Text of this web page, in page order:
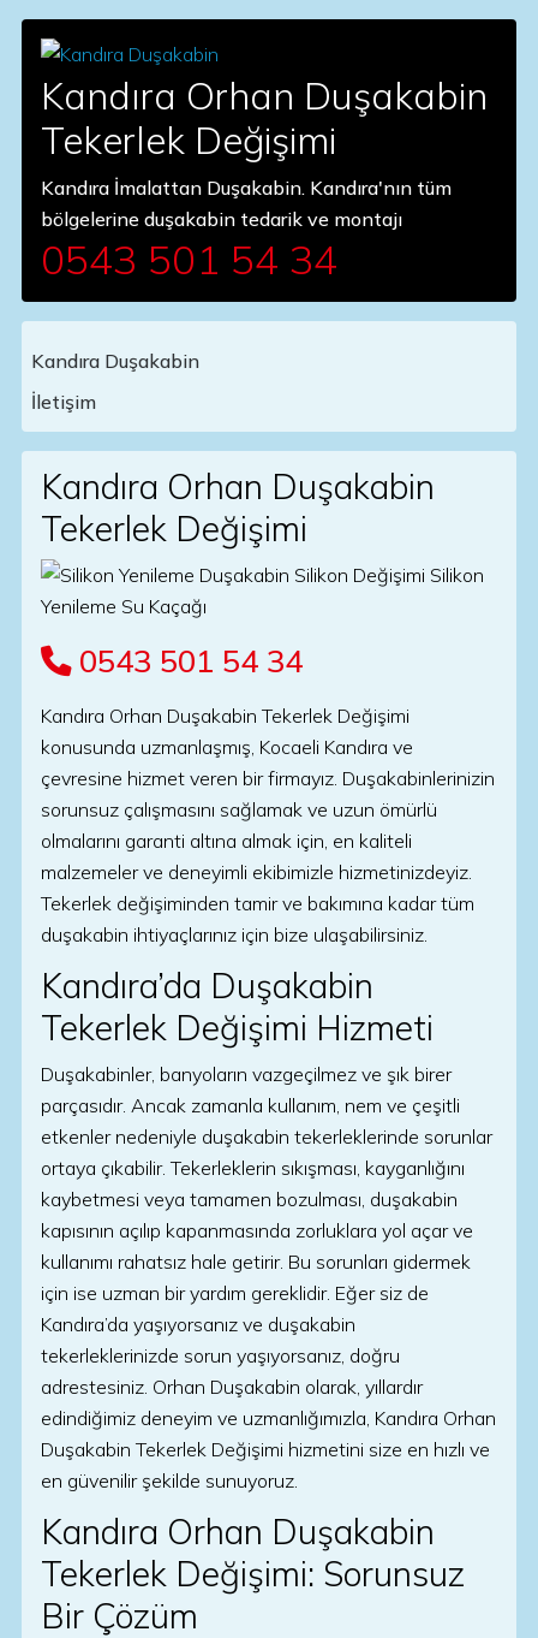
Kandıra Orhan Duşakabin
Tekerlek Değişimi
Kandıra İmalattan Duşakabin. Kandıra'nın tüm
bölgelerine duşakabin tedarik ve montajı
0543 501 54 34
Main Navigation
Kandıra Duşakabin
İletişim
Kandıra Orhan Duşakabin
Tekerlek Değişimi
0543 501 54 34
Kandıra Orhan Duşakabin Tekerlek Değişimi
konusunda uzmanlaşmış, Kocaeli Kandıra ve
çevresine hizmet veren bir firmayız. Duşakabinlerinizin
sorunsuz çalışmasını sağlamak ve uzun ömürlü
olmalarını garanti altına almak için, en kaliteli
malzemeler ve deneyimli ekibimizle hizmetinizdeyiz.
Tekerlek değişiminden tamir ve bakımına kadar tüm
duşakabin ihtiyaçlarınız için bize ulaşabilirsiniz.
Kandıra’da Duşakabin
Tekerlek Değişimi Hizmeti
Duşakabinler, banyoların vazgeçilmez ve şık birer
parçasıdır. Ancak zamanla kullanım, nem ve çeşitli
etkenler nedeniyle duşakabin tekerleklerinde sorunlar
ortaya çıkabilir. Tekerleklerin sıkışması, kayganlığını
kaybetmesi veya tamamen bozulması, duşakabin
kapısının açılıp kapanmasında zorluklara yol açar ve
kullanımı rahatsız hale getirir. Bu sorunları gidermek
için ise uzman bir yardım gereklidir. Eğer siz de
Kandıra’da yaşıyorsanız ve duşakabin
tekerleklerinizde sorun yaşıyorsanız, doğru
adrestesiniz. Orhan Duşakabin olarak, yıllardır
edindiğimiz deneyim ve uzmanlığımızla, Kandıra Orhan
Duşakabin Tekerlek Değişimi hizmetini size en hızlı ve
en güvenilir şekilde sunuyoruz.
Kandıra Orhan Duşakabin
Tekerlek Değişimi: Sorunsuz
Bir Çözüm